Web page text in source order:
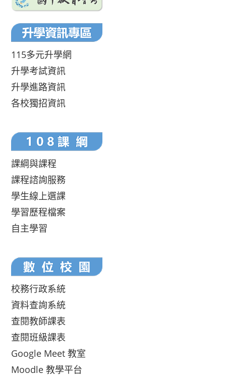
115多元升學網
升學考試資訊
升學進路資訊
各校獨招資訊
課綱與課程
課程諮詢服務
學生線上選課
學習歷程檔案
自主學習
校務行政系統
資料查詢系統
查閱教師課表
查閱班級課表
Google Meet 教室
Moodle 教學平台